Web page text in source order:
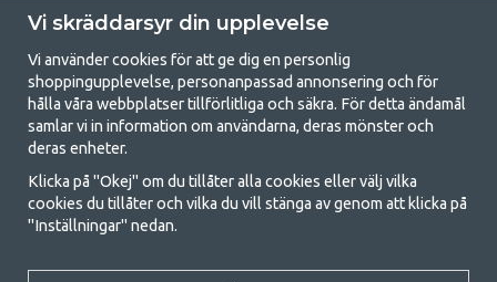
GetCamping.se - Din butik för camping
och uteliv
Att campa kan antingen vara en livsstil eller ett sätt att samla familjen
för ett gemensamt äventyr. Oavsett vilken kategori du tillhör hittar du
med att campa så därför erbjuder vi riktigt bra priser på familjetält,
Vi skräddarsyr din upplevelse
Vi använder cookies för att ge dig en personlig
shoppingupplevelse, personanpassad annonsering och för
hålla våra webbplatser tillförlitliga och säkra. För detta ändamål
samlar vi in information om användarna, deras mönster och
deras enheter.
Klicka på "Okej" om du tillåter alla cookies eller välj vilka
cookies du tillåter och vilka du vill stänga av genom att klicka på
"Inställningar" nedan.